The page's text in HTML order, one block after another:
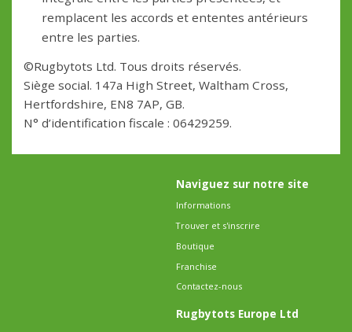
remplacent les accords et ententes antérieurs
entre les parties.
©Rugbytots Ltd. Tous droits réservés.
Siège social. 147a High Street, Waltham Cross,
Hertfordshire, EN8 7AP, GB.
N° d’identification fiscale : 06429259.
Naviguez sur notre site
Informations
Trouver et s'inscrire
Boutique
Franchise
Contactez-nous
Rugbytots Europe Ltd